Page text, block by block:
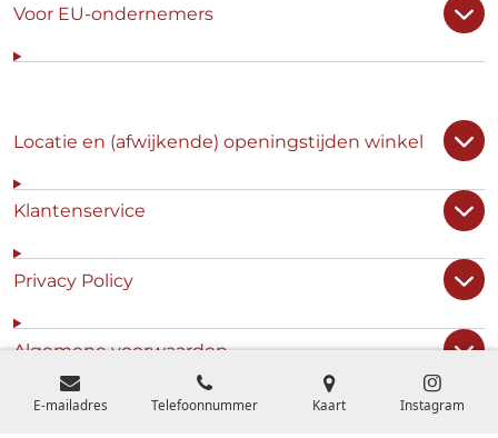
Voor EU-ondernemers
Locatie en (afwijkende) openingstijden winkel
Klantenservice
Privacy Policy
Algemene voorwaarden
© 2020 - 2026 't Japanse Winkeltje
E-mailadres Telefoonnummer Kaart Instagram